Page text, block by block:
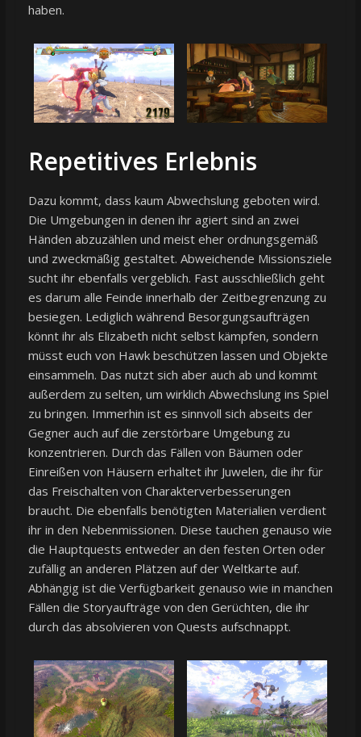
haben.
Repetitives Erlebnis
Dazu kommt, dass kaum Abwechslung geboten wird.
Die Umgebungen in denen ihr agiert sind an zwei
Händen abzuzählen und meist eher ordnungsgemäß
und zweckmäßig gestaltet. Abweichende Missionsziele
sucht ihr ebenfalls vergeblich. Fast ausschließlich geht
es darum alle Feinde innerhalb der Zeitbegrenzung zu
besiegen. Lediglich während Besorgungsaufträgen
könnt ihr als Elizabeth nicht selbst kämpfen, sondern
müsst euch von Hawk beschützen lassen und Objekte
einsammeln. Das nutzt sich aber auch ab und kommt
außerdem zu selten, um wirklich Abwechslung ins Spiel
zu bringen. Immerhin ist es sinnvoll sich abseits der
Gegner auch auf die zerstörbare Umgebung zu
konzentrieren. Durch das Fällen von Bäumen oder
Einreißen von Häusern erhaltet ihr Juwelen, die ihr für
das Freischalten von Charakterverbesserungen
braucht. Die ebenfalls benötigten Materialien verdient
ihr in den Nebenmissionen. Diese tauchen genauso wie
die Hauptquests entweder an den festen Orten oder
zufällig an anderen Plätzen auf der Weltkarte auf.
Abhängig ist die Verfügbarkeit genauso wie in manchen
Fällen die Storyaufträge von den Gerüchten, die ihr
durch das absolvieren von Quests aufschnappt.